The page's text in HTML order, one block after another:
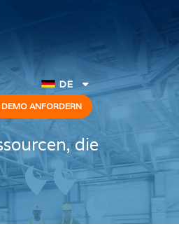
DEMO ANFORDERN
DE
Deutsche
Español
Français
Portugês
Italiano
die